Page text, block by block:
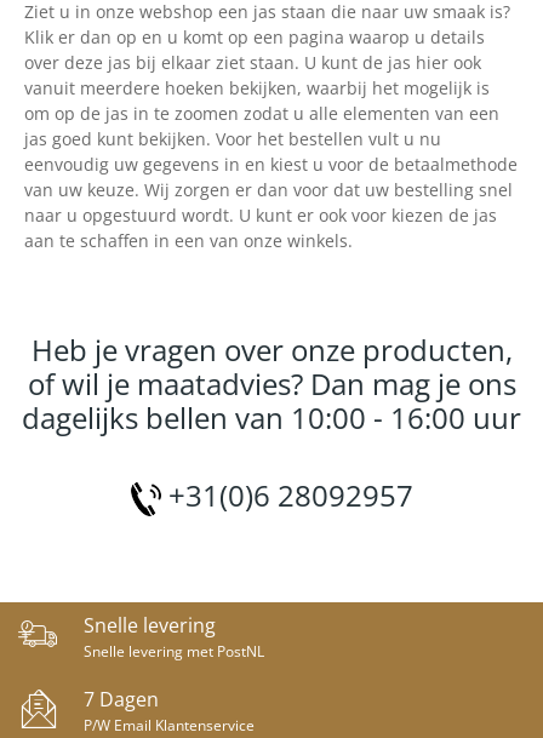
Ziet u in onze webshop een jas staan die naar uw smaak is?
Klik er dan op en u komt op een pagina waarop u details
over deze jas bij elkaar ziet staan. U kunt de jas hier ook
vanuit meerdere hoeken bekijken, waarbij het mogelijk is
om op de jas in te zoomen zodat u alle elementen van een
jas goed kunt bekijken. Voor het bestellen vult u nu
eenvoudig uw gegevens in en kiest u voor de betaalmethode
van uw keuze. Wij zorgen er dan voor dat uw bestelling snel
naar u opgestuurd wordt. U kunt er ook voor kiezen de jas
aan te schaffen in een van onze winkels.
Heb je vragen over onze producten,
of wil je maatadvies? Dan mag je ons
dagelijks bellen van 10:00 - 16:00 uur
+31(0)6 28092957
Snelle levering
Snelle levering met PostNL
7 Dagen
P/W Email Klantenservice